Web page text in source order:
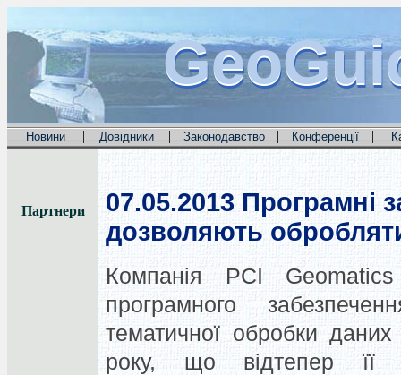
Новини | Довідники | Законодавство | Конференції |
Партнери 07.05.2013 Програмні
дозволяють
Компанія PCI
програмного
тематичної обробки
року, що відтепер її